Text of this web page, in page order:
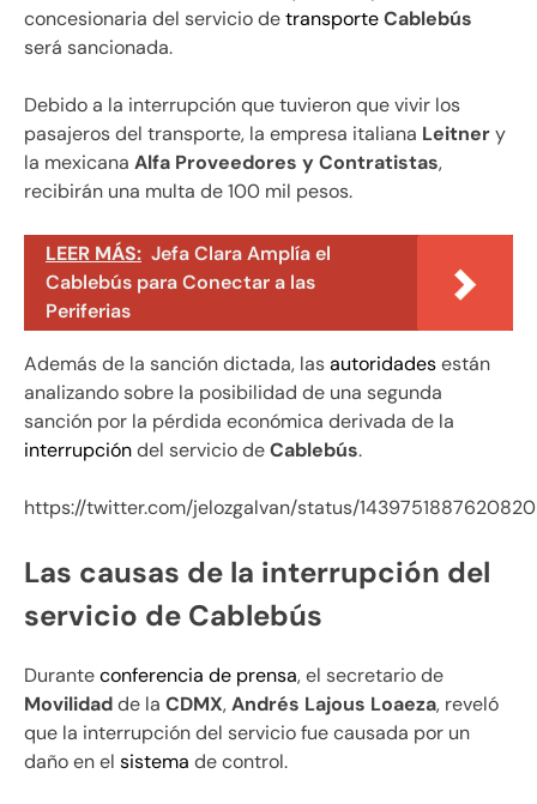
concesionaria del servicio detransporteCablebús
será sancionada.
Debido a la interrupción que tuvieron que vivir los
pasajeros del transporte, la empresa italiana Leitnery
la mexicana Alfa Proveedores y Contratistas,
recibirán una multa de 100 mil pesos.
LEER MÁS: Jefa Clara Amplía el
Cablebús para Conectar a las
Periferias
Además de la sanción dictada, lasautoridadesestán
analizando sobre la posibilidad de una segunda
sanción por la pérdida económica derivada de la
interrupcióndel servicio deCablebús.
https://twitter.com/jelozgalvan/status/
Las causas de la interrupción del
servicio de Cablebús
Duranteconferencia de prensa, el secretario de
Movilidadde la CDMX,Andrés Lajous Loaeza, reveló
que la interrupción del servicio fue causada por un
daño en el sistema de control.